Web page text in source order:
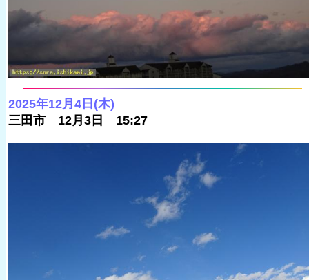
2025年12月4日(木)
三田市 12月3日 15:27